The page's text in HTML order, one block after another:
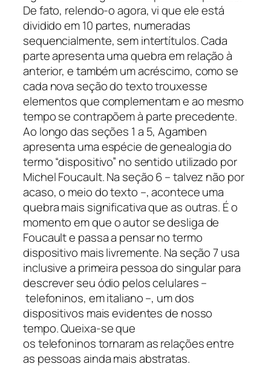
De fato, relendo-o agora, vi que ele está
dividido em 10 partes, numeradas
sequencialmente, sem intertítulos. Cada
parte apresenta uma quebra em relação à
anterior, e também um acréscimo, como se
cada nova seção do texto trouxesse
elementos que complementam e ao mesmo
tempo se contrapõem à parte precedente.
Ao longo das seções 1 a 5, Agamben
apresenta uma espécie de genealogia do
termo “dispositivo” no sentido utilizado por
Michel Foucault. Na seção 6 – talvez não por
acaso, o meio do texto –, acontece uma
quebra mais significativa que as outras. É o
momento em que o autor se desliga de
Foucault e passa a pensar no termo
dispositivo mais livremente. Na seção 7 usa
inclusive a primeira pessoa do singular para
descrever seu ódio pelos celulares –
telefoninos, em italiano –, um dos
dispositivos mais evidentes de nosso
tempo. Queixa-se que
ostelefoninostornaram as relações entre
as pessoas ainda mais abstratas.